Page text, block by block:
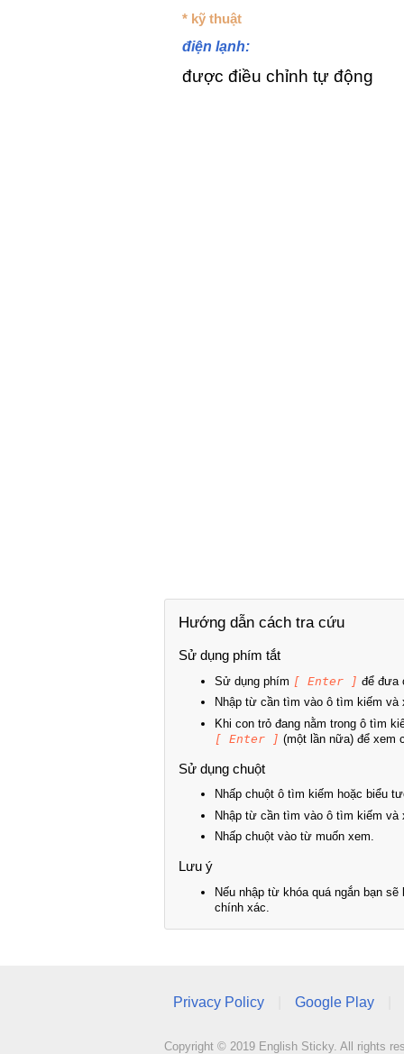
* kỹ thuật
điện lạnh:
được điều chỉnh tự động
Hướng dẫn cách tra cứu
Sử dụng phím tắt
Sử dụng phím [ Enter ] để đưa
Nhập từ cần tìm vào ô tìm kiếm
Khi con trỏ đang nằm trong ô tìm
[ Enter ] (một lần nữa) để xem
Sử dụng chuột
Nhấp chuột ô tìm kiếm hoặc biểu
Nhập từ cần tìm vào ô tìm kiếm
Nhấp chuột vào từ muốn xem.
Lưu ý
Nếu nhập từ khóa quá ngắn bạn
chính xác.
Privacy Policy Google Play
Copyright © 2019 English Sticky. All rights